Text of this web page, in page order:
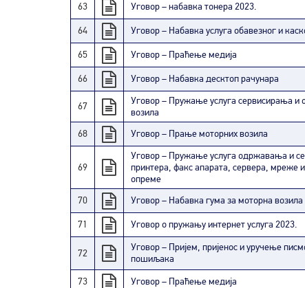
63 Уговор – набавка тонера 2023.
64 Уговор – Набавка услуга обавезног и
65 Уговор – Праћење медија
66 Уговор – Набавка десктоп рачунара
67
Уговор – Пружање услуга сервисирања и
возила
68
Уговор – Прање моторних возила
69
Уговор – Пружање услуга одржавања и
принтера, факс апарата, сервера, мреже
опреме
70
Уговор – Набавка гума за моторна возила
71 Уговор о пружању интернет услуга 2023.
72
Уговор – Пријем, пријенос и уручење
пошиљака
73
Уговор – Праћење медија